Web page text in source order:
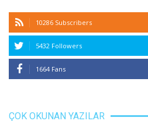
10286 Subscribers
5432 Followers
1664 Fans
ÇOK OKUNAN YAZILAR